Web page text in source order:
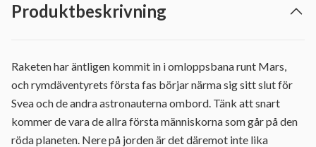
Produktbeskrivning
Raketen har äntligen kommit in i omloppsbana runt Mars,
och rymdäventyrets första fas börjar närma sig sitt slut för
Svea och de andra astronauterna ombord. Tänk att snart
kommer de vara de allra första människorna som går på den
röda planeten. Nere på jorden är det däremot inte lika